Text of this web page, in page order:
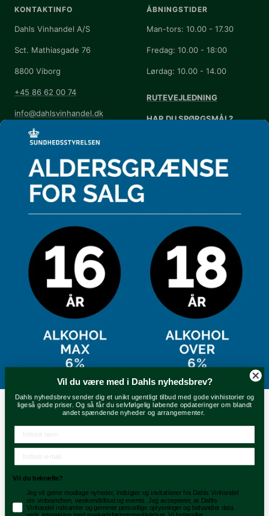
Velkommen til
For at handle hos dahlsvinhandel.dk skal du være over 18 år.
Er du over 18 år?
KONTAKTINFO
Dahls Vinhandel A/S
Sct. Mathiasgade 76
8800 Viborg
+45 86 62 00 74
info@dahlsvinhandel.dk
Handelsbetingelser
ordre
Cookie-præferencer
ÅBNINGSTIDER
Man-tors: 10.00 - 17.30
Fredag: 10.00 - 18:00
Lørdag: 10.00 - 14.00
RUTEVEJLEDNING
HAR DU SPØRGSMÅL?
Kontrolrapport
DAHLS NYHEDSBREV
Få et ugentlig tilbud og invitationer til
arrangementer.
Din e-mail
FØLG OS PÅ DE SOCIALE
MEDIER
Dahls Vinhandel powered by MCB
Vi accepterer
Vil du være med i Dahls nyhedsbrev?
Dahls nyhedsbrev sender dig et unikt ugentligt tilbud med gode vinhistorier og
ligeså gode priser. Og så får du selvfølgelig løbende opdateringer om blandt
andet spændende nyheder og arrangementer.
Vil du bekræfte?
Jeg vil gerne modtage nyheder, indsigter og invitationer fra Dahls Vinhandel
om vinbranchen, weekendtilbud og events. Jeg accepterer, at Dahls
Vinhandel indsamler og gemmer personlige oplysninger og behandler data